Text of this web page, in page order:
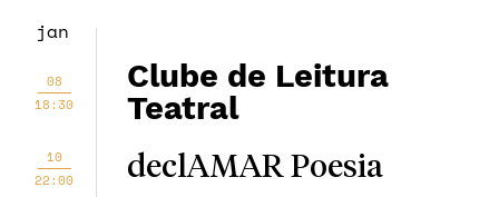
jan
08
18:30
Clube de Leitura
Teatral
10
22:00
declAMAR Poesia